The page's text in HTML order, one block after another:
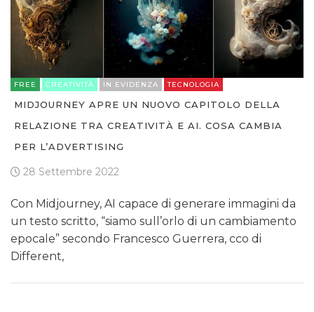
FREE CREATIVITÀ IN EVIDENZA TECNOLOGIA
MIDJOURNEY APRE UN NUOVO CAPITOLO DELLA
RELAZIONE TRA CREATIVITÀ E AI. COSA CAMBIA
PER L’ADVERTISING
28 Settembre 2022
Con Midjourney, AI capace di generare immagini da
un testo scritto, “siamo sull’orlo di un cambiamento
epocale” secondo Francesco Guerrera, cco di
Different,